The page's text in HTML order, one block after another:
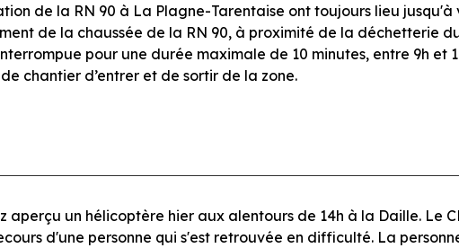
de la RN 90 à La Plagne-Tarentaise ont toujours lieu
de la chaussée de la RN 90, à proximité de la déchetterie
pour une durée maximale de 10 minutes, entre 9h et
chantier d’entrer et de sortir de la zone.
aperçu un hélicoptère hier aux alentours de 14h à la Daille. Le
d'une personne qui s'est retrouvée en difficulté. La